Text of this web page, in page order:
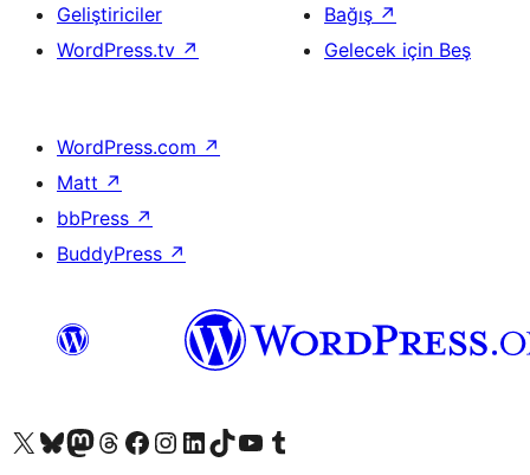
Geliştiriciler
WordPress.tv ↗
Bağış ↗
Gelecek için Beş
WordPress.com ↗
Matt ↗
bbPress ↗
BuddyPress ↗
X (eski Twitter) hesabımıza bakın
Bluesky hesabımızı ziyaret edinMastodon hesabımızı ziyaret edinThreads hesabımızı ziyaret edinFacebook sayfamızı ziyaret edinInstagram hesabımızı ziyaret edinLinkedIn hesabımızı ziyaret edinTikTok hesabımızı ziyaret edinYouTube kanalımızı ziyaret edinTumblr hesabımızı ziyaret edin